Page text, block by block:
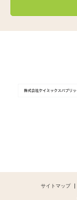
サイトマップ